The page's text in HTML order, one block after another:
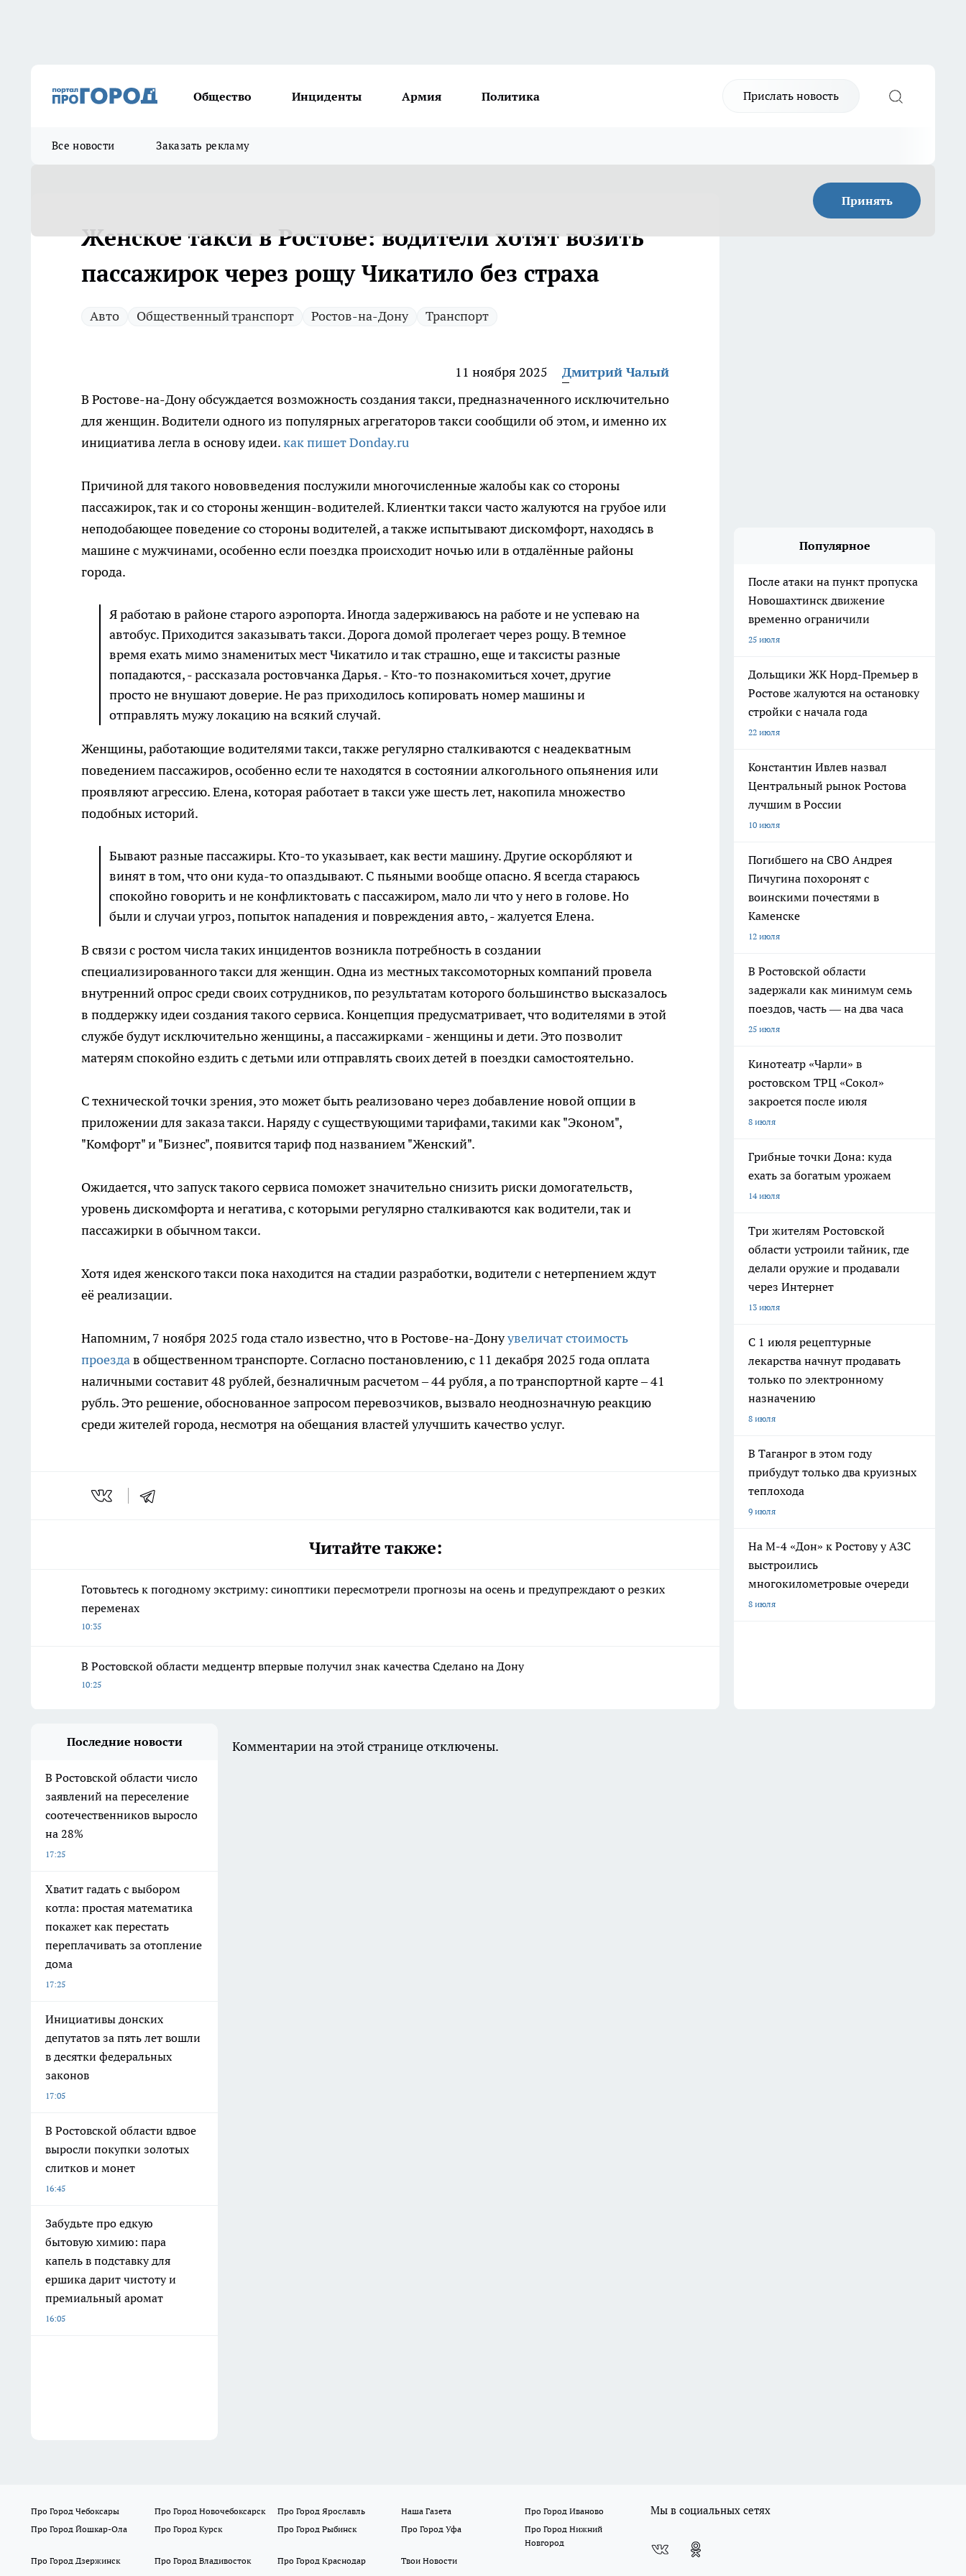
Общество Инциденты Армия Политика Прислать новость
Все новости Заказать рекламу
Принять
Женское такси в Ростове: водители хотят возить
пассажирок через рощу Чикатило без страха
Авто Общественный транспорт Ростов-на-Дону Транспорт
11 ноября 2025
Дмитрий Чалый
В Ростове-на-Дону обсуждается возможность создания такси, предназначенного исключительно
для женщин. Водители одного из популярных агрегаторов такси сообщили об этом, и именно их
инициатива легла в основу идеи.как пишет Donday.ru
Причиной для такого нововведения послужили многочисленные жалобы как со стороны
пассажирок, так и со стороны женщин-водителей. Клиентки такси часто жалуются на грубое или
неподобающее поведение со стороны водителей, а также испытывают дискомфорт, находясь в
машине с мужчинами, особенно если поездка происходит ночью или в отдалённые районы
города.
Я работаю в районе старого аэропорта. Иногда задерживаюсь на работе и не успеваю на
автобус. Приходится заказывать такси. Дорога домой пролегает через рощу. В темное
время ехать мимо знаменитых мест Чикатило и так страшно, еще и таксисты разные
попадаются, - рассказала ростовчанка Дарья. - Кто-то познакомиться хочет, другие
просто не внушают доверие. Не раз приходилось копировать номер машины и
отправлять мужу локацию на всякий случай.
Женщины, работающие водителями такси, также регулярно сталкиваются с неадекватным
поведением пассажиров, особенно если те находятся в состоянии алкогольного опьянения или
проявляют агрессию. Елена, которая работает в такси уже шесть лет, накопила множество
подобных историй.
Бывают разные пассажиры. Кто-то указывает, как вести машину. Другие оскорбляют и
винят в том, что они куда-то опаздывают. С пьяными вообще опасно. Я всегда стараюсь
спокойно говорить и не конфликтовать с пассажиром, мало ли что у него в голове. Но
были и случаи угроз, попыток нападения и повреждения авто, - жалуется Елена.
В связи с ростом числа таких инцидентов возникла потребность в создании
специализированного такси для женщин. Одна из местных таксомоторных компаний провела
внутренний опрос среди своих сотрудников, по результатам которого большинство высказалось
в поддержку идеи создания такого сервиса. Концепция предусматривает, что водителями в этой
службе будут исключительно женщины, а пассажирками - женщины и дети. Это позволит
матерям спокойно ездить с детьми или отправлять своих детей в поездки самостоятельно.
С технической точки зрения, это может быть реализовано через добавление новой опции в
приложении для заказа такси. Наряду с существующими тарифами, такими как "Эконом",
"Комфорт" и "Бизнес", появится тариф под названием "Женский".
Ожидается, что запуск такого сервиса поможет значительно снизить риски домогательств,
уровень дискомфорта и негатива, с которыми регулярно сталкиваются как водители, так и
пассажирки в обычном такси.
Хотя идея женского такси пока находится на стадии разработки, водители с нетерпением ждут
её реализации.
Напомним, 7 ноября 2025 года стало известно, что в Ростове-на-Донуувеличат стоимость
проездав общественном транспорте. Согласно постановлению, с 11 декабря 2025 года оплата
наличными составит 48 рублей, безналичным расчетом – 44 рубля, а по транспортной карте – 41
рубль. Это решение, обоснованное запросом перевозчиков, вызвало неоднозначную реакцию
среди жителей города, несмотря на обещания властей улучшить качество услуг.
Читайте также:
Готовьтесь к погодному экстриму: синоптики пересмотрели прогнозы на осень и предупреждают о резких
переменах
10:35
В Ростовской области медцентр впервые получил знак качества Сделано на Дону
10:25
Популярное
После атаки на пункт пропуска
Новошахтинск движение
временно ограничили
25 июля
Дольщики ЖК Норд-Премьер в
Ростове жалуются на остановку
стройки с начала года
22 июля
Константин Ивлев назвал
Центральный рынок Ростова
лучшим в России
10 июля
Погибшего на СВО Андрея
Пичугина похоронят с
воинскими почестями в
Каменске
12 июля
В Ростовской области
задержали как минимум семь
поездов, часть — на два часа
25 июля
Кинотеатр «Чарли» в
ростовском ТРЦ «Сокол»
закроется после июля
8 июля
Грибные точки Дона: куда
ехать за богатым урожаем
14 июля
Три жителям Ростовской
области устроили тайник, где
делали оружие и продавали
через Интернет
13 июля
С 1 июля рецептурные
лекарства начнут продавать
только по электронному
назначению
8 июля
В Таганрог в этом году
прибудут только два круизных
теплохода
9 июля
На М-4 «Дон» к Ростову у АЗС
выстроились
многокилометровые очереди
8 июля
Последние новости
В Ростовской области число
заявлений на переселение
соотечественников выросло
на 28%
17:25
Хватит гадать с выбором
котла: простая математика
покажет как перестать
переплачивать за отопление
дома
17:25
Инициативы донских
депутатов за пять лет вошли
в десятки федеральных
законов
17:05
В Ростовской области вдвое
выросли покупки золотых
слитков и монет
16:45
Забудьте про едкую
бытовую химию: пара
капель в подставку для
ершика дарит чистоту и
премиальный аромат
16:05
Комментарии на этой странице отключены.
Про Город Чебоксары Про Город Новочебоксарск Про Город Ярославль Наша Газета
Про Город Иваново
Про Город Йошкар-Ола
Про Город Курск Про Город Рыбинск Про Город Уфа
Про Город Нижний
Новгород
Про Город Дзержинск
Про Город Владивосток Про Город Краснодар Твои Новости
Мы в социальных сетях